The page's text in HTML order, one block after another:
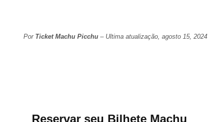
Por Ticket Machu Picchu– Ultima atualização, agosto 15, 2024
Reservar seu Bilhete Machu